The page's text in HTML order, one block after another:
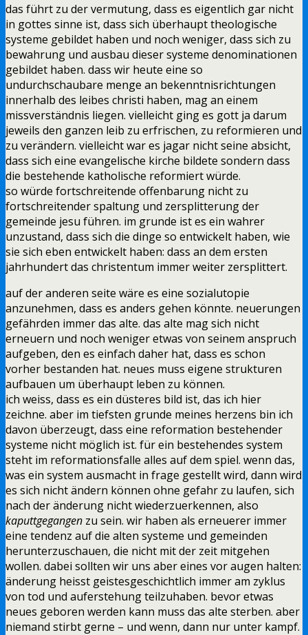
das führt zu der vermutung, dass es eigentlich gar nicht
in gottes sinne ist, dass sich überhaupt theologische
systeme gebildet haben und noch weniger, dass sich zu
bewahrung und ausbau dieser systeme denominationen
gebildet haben. dass wir heute eine so
undurchschaubare menge an bekenntnisrichtungen
innerhalb des leibes christi haben, mag an einem
missverständnis liegen. vielleicht ging es gott ja darum
jeweils den ganzen leib zu erfrischen, zu reformieren und
zu verändern. vielleicht war es jagar nicht seine absicht,
dass sich eine evangelische kirche bildete sondern dass
die bestehende katholische reformiert würde.
so würde fortschreitende offenbarung nicht zu
fortschreitender spaltung und zersplitterung der
gemeinde jesu führen. im grunde ist es ein wahrer
unzustand, dass sich die dinge so entwickelt haben, wie
sie sich eben entwickelt haben: dass an dem ersten
jahrhundert das christentum immer weiter zersplittert.
auf der anderen seite wäre es eine sozialutopie
anzunehmen, dass es anders gehen könnte. neuerungen
gefährden immer das alte. das alte mag sich nicht
erneuern und noch weniger etwas von seinem anspruch
aufgeben, den es einfach daher hat, dass es schon
vorher bestanden hat. neues muss eigene strukturen
aufbauen um überhaupt leben zu können.
ich weiss, dass es ein düsteres bild ist, das ich hier
zeichne. aber im tiefsten grunde meines herzens bin ich
davon überzeugt, dass eine reformation bestehender
systeme nicht möglich ist. für ein bestehendes system
steht im reformationsfalle alles auf dem spiel. wenn das,
was ein system ausmacht in frage gestellt wird, dann wird
es sich nicht ändern können ohne gefahr zu laufen, sich
nach der änderung nicht wiederzuerkennen, also
kaputtgegangen zu sein. wir haben als erneuerer immer
eine tendenz auf die alten systeme und gemeinden
herunterzuschauen, die nicht mit der zeit mitgehen
wollen. dabei sollten wir uns aber eines vor augen halten:
änderung heisst geistesgeschichtlich immer am zyklus
von tod und auferstehung teilzuhaben. bevor etwas
neues geboren werden kann muss das alte sterben. aber
niemand stirbt gerne – und wenn, dann nur unter kampf.